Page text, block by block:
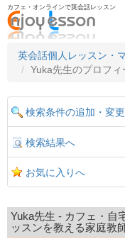
カフェ・オンラインで英会話レッスン
英会話個人レッスン・
Yuka先生のプロフィ
検索条件の追加・変更
検索結果へ
お気に入りへ
Yuka先生 - カフェ・自
ッスンを教える家庭教